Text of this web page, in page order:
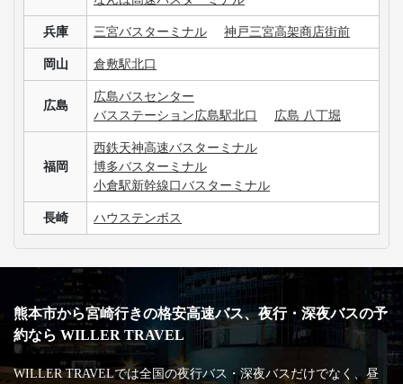
兵庫 三宮バスターミナル 神戸三宮高架商店街前
岡山 倉敷駅北口
広島
広島バスセンター
バスステーション広島駅北口
広島 八丁堀
福岡
西鉄天神高速バスターミナル
博多バスターミナル
小倉駅新幹線口バスターミナル
長崎 ハウステンボス
熊本市から宮崎行きの格安高速バス、夜行・深夜バスの予
約なら WILLER TRAVEL
WILLER TRAVELでは全国の夜行バス・深夜バスだけでなく、昼